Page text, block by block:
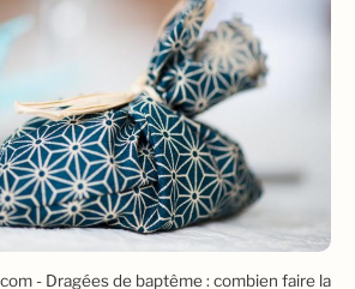
- Dragées de baptême : combien faire la